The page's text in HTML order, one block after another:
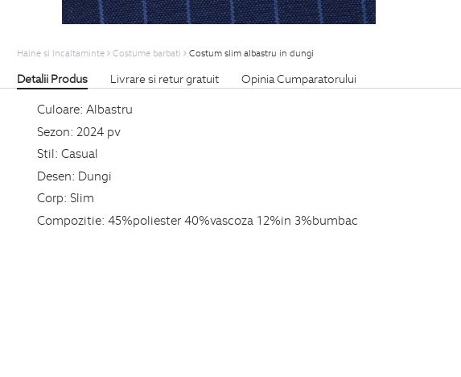
Haine si Incaltaminte Costume barbati Costum slim albastru in dungi
Detalii Produs Livrare si retur gratuit Opinia Cumparatorului
Culoare: Albastru
Sezon: 2024 pv
Stil: Casual
Desen: Dungi
Corp: Slim
Compozitie: 45%poliester 40%vascoza 12%in 3%bumbac